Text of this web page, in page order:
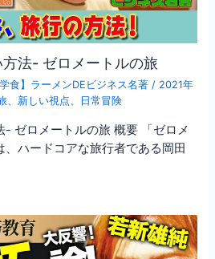
法- ゼロメートルの旅
学食】ラーメンDEビジネス名著 / 2021年
、 新しい視点、 日常冒険
ゼロメートルの旅 概要 「ゼロメ
、ハードコアな旅行者である岡田